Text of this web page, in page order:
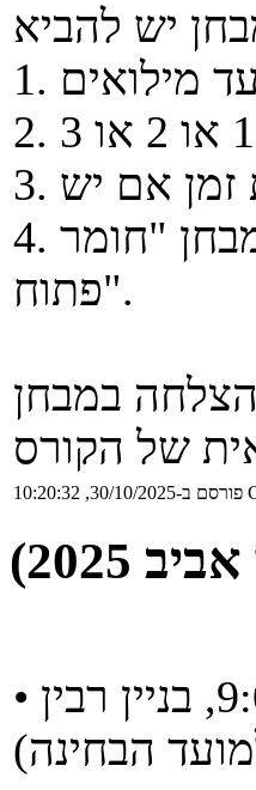
4. ללא אישור על קבוצות 2 או 3 לא ניתן להיבחן במבחן "חומר
פתוח".
של הקורס
פורסם ב-30/10/2025, 10:20:32
2025)
• מועד מילואים יתקיים בתאריך 7/11/2025 בשעה 9:00, בניין רבין